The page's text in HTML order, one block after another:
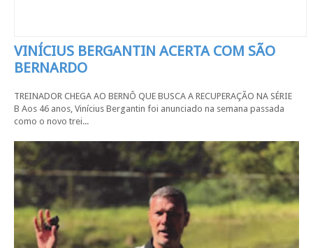
VINÍCIUS BERGANTIN ACERTA COM SÃO
BERNARDO
TREINADOR CHEGA AO BERNÔ QUE BUSCA A RECUPERAÇÃO NA SÉRIE
B Aos 46 anos, Vinícius Bergantin foi anunciado na semana passada
como o novo trei...